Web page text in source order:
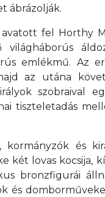
ábrázolják.
fel Horthy
világháborús
emlékmű. Az
az utána
szobraival
tiszteletadás
és
két lovas kocsija,
bronzfigurái
és